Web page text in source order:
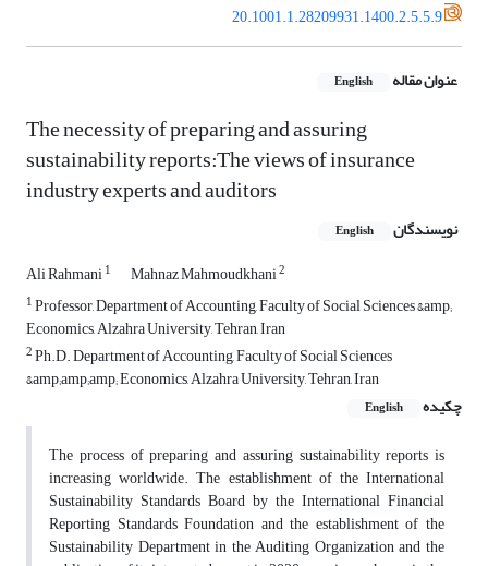
20.1001.1.28209931.1400.2.5.5.9
عنوان مقاله English
The necessity of preparing and assuring
sustainability reports:The views of insurance
industry experts and auditors
نویسندگان English
Ali Rahmani1 Mahnaz Mahmoudkhani2
1Professor, Department of Accounting, Faculty of Social Sciences &amp;
Economics, Alzahra University, Tehran, Iran
2Ph.D. Department of Accounting, Faculty of Social Sciences
&amp;amp;amp; Economics, Alzahra University, Tehran, Iran
چکیده
English
The process of preparing and assuring sustainability reports is
increasing worldwide. The establishment of the International
Sustainability Standards Board by the International Financial
Reporting Standards Foundation and the establishment of the
Sustainability Department in the Auditing Organization and the